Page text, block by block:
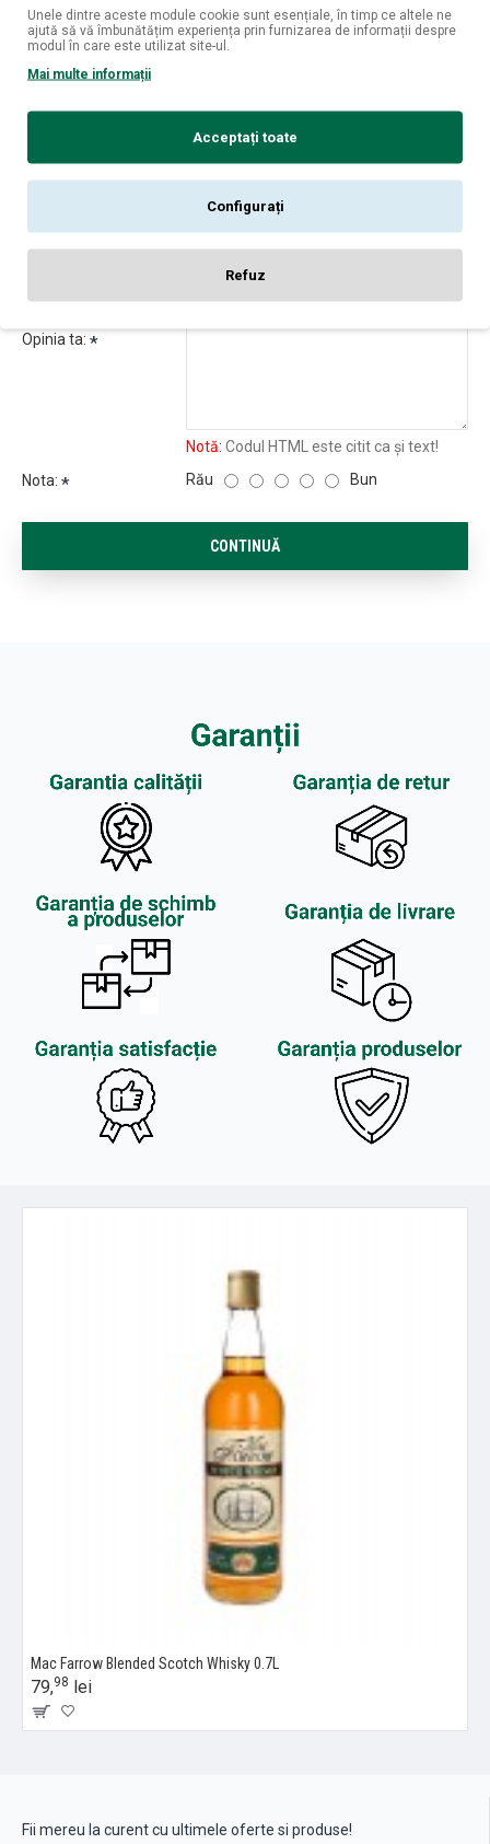
combină tradiția cu tinerețea, fiecare sticlă fiind marcă de
branding-ul bine-cunoscut al Dobbé. Coniacurile sunt puse în cutii
respectate a mărcii.
REVIEW-URI
SPUNE-ŢI OPINIA
Numele tău:
Opinia ta:
Notă: Codul HTML este citit ca şi text!
Nota:
Rău Bun
CONTINUĂ
Mac Farrow Blended Scotch Whisky 0.7L
79,98 lei
Fii mereu la curent cu ultimele oferte si produse!
Unele dintre aceste module cookie sunt esențiale, în timp ce altele ne
ajută să vă îmbunătățim experiența prin furnizarea de informații despre
modul în care este utilizat site-ul.
Mai multe informații
Acceptați toate
Configurați
Refuz